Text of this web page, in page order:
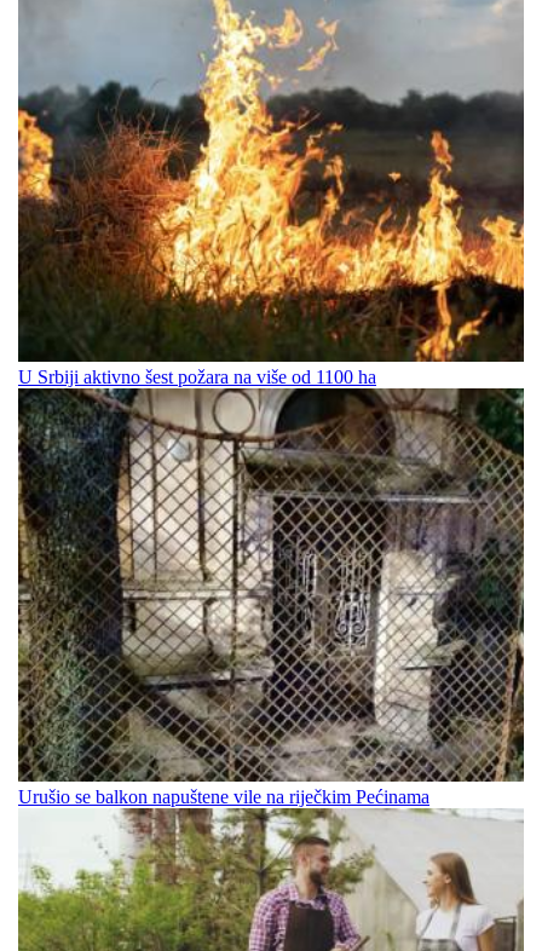
U Srbiji aktivno šest požara na više od 1100 ha
Urušio se balkon napuštene vile na riječkim Pećinama